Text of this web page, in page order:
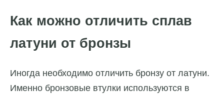
Как можно отличить сплав
латуни от бронзы
Иногда необходимо отличить бронзу от латуни.
Именно бронзовые втулки используются в